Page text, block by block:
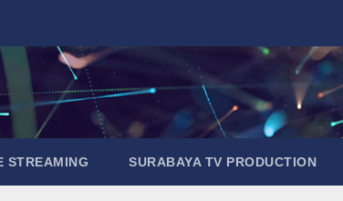
STREAMING SURABAYA TV PRODUCTION